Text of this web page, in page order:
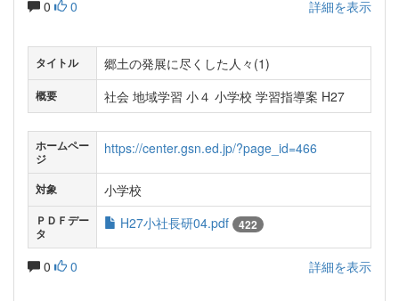
0 0 詳細を表示
タイトル 郷土の発展に尽くした人々(1)
概要 社会 地域学習 小４ 小学校 学習指導案 H27
ホームペー
ジ
https://center.gsn.ed.jp/?page_id=466
対象 小学校
ＰＤＦデー
タ
H27小社長研04.pdf 422
0 0 詳細を表示